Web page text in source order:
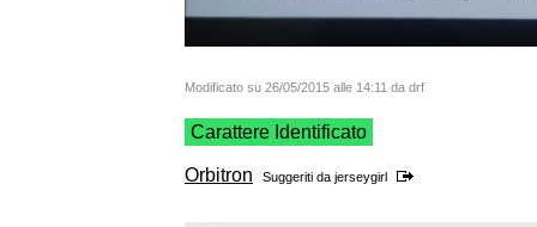
Modificato su 26/05/2015 alle 14:11 da drf
Carattere Identificato
Orbitron Suggeriti da jerseygirl